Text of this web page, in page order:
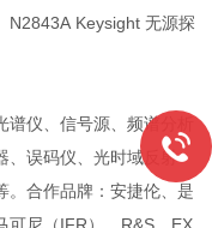
N2843A Keysight 无源探
仪、信号源、频谱分析
、误码仪、光时域反射
。合作品牌：安捷伦、是